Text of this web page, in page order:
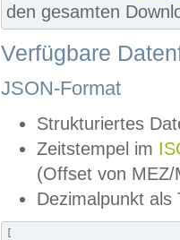
den gesamten
Verfügbare
JSON-Format
Strukturiertes
Zeitstempel im
(Offset von MEZ/
Dezimalpunkt als
[